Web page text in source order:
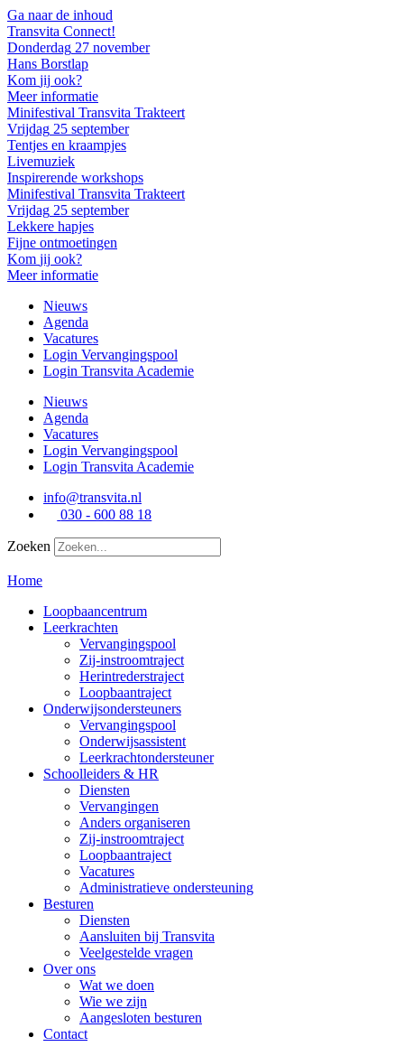
Ga naar de inhoud
Transvita Connect!
Donderdag 27 november
Hans Borstlap
Kom jij ook?
Meer informatie
Minifestival Transvita Trakteert
Vrijdag 25 september
Tentjes en kraampjes
Livemuziek
Inspirerende workshops
Minifestival Transvita Trakteert
Vrijdag 25 september
Lekkere hapjes
Fijne ontmoetingen
Kom jij ook?
Meer informatie
Nieuws
Agenda
Vacatures
Login Vervangingspool
Login Transvita Academie
Nieuws
Agenda
Vacatures
Login Vervangingspool
Login Transvita Academie
info@transvita.nl
030 - 600 88 18
Zoeken
Home
Loopbaancentrum
Leerkrachten
Vervangingspool
Zij-instroomtraject
Herintrederstraject
Loopbaantraject
Onderwijsondersteuners
Vervangingspool
Onderwijsassistent
Leerkrachtondersteuner
Schoolleiders & HR
Diensten
Vervangingen
Anders organiseren
Zij-instroomtraject
Loopbaantraject
Vacatures
Administratieve ondersteuning
Besturen
Diensten
Aansluiten bij Transvita
Veelgestelde vragen
Over ons
Wat we doen
Wie we zijn
Aangesloten besturen
Contact